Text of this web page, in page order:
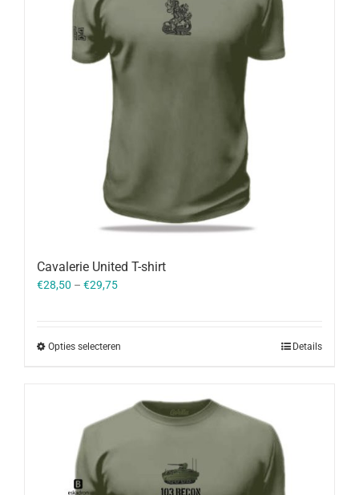
Cavalerie United T-shirt
€28,50 – €29,75
Opties selecteren Details